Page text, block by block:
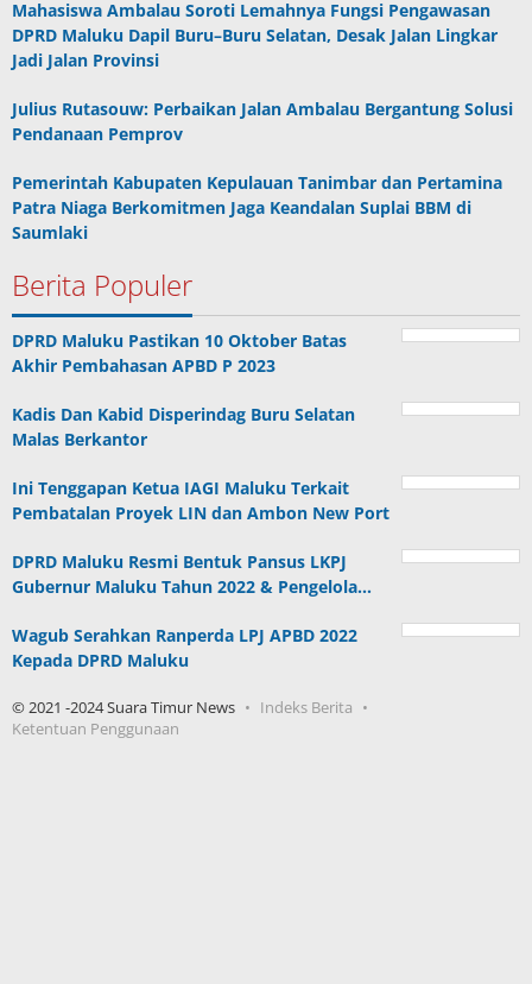
Mahasiswa Ambalau Soroti Lemahnya Fungsi Pengawasan
DPRD Maluku Dapil Buru–Buru Selatan, Desak Jalan Lingkar
Jadi Jalan Provinsi
Julius Rutasouw: Perbaikan Jalan Ambalau Bergantung Solusi
Pendanaan Pemprov
Pemerintah Kabupaten Kepulauan Tanimbar dan Pertamina
Patra Niaga Berkomitmen Jaga Keandalan Suplai BBM di
Saumlaki
Berita Populer
DPRD Maluku Pastikan 10 Oktober Batas
Akhir Pembahasan APBD P 2023
Kadis Dan Kabid Disperindag Buru Selatan
Malas Berkantor
Ini Tenggapan Ketua IAGI Maluku Terkait
Pembatalan Proyek LIN dan Ambon New Port
DPRD Maluku Resmi Bentuk Pansus LKPJ
Gubernur Maluku Tahun 2022 & Pengelola…
Wagub Serahkan Ranperda LPJ APBD 2022
Kepada DPRD Maluku
© 2021 -2024 Suara Timur News
Indeks Berita
Ketentuan Penggunaan